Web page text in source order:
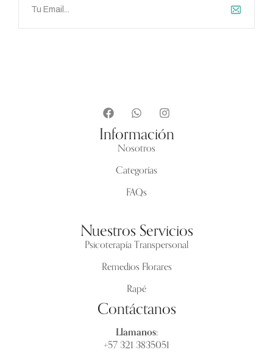
Información
Nosotros
Categorías
FAQs
Nuestros Servicios
Psicoterapía Transpersonal
Remedios Florares
Rapé
Contáctanos
Llamanos:
+57 321 3835051